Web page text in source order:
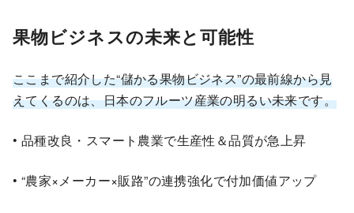
果物ビジネスの未来と可能性
ここまで紹介した“儲かる果物ビジネス”の最前線から見
えてくるのは、日本のフルーツ産業の明るい未来です。
• 品種改良・スマート農業で生産性＆品質が急上昇
• “農家×メーカー×販路”の連携強化で付加価値アップ